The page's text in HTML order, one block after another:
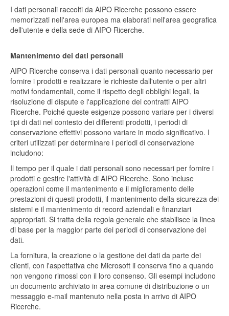
I dati personali raccolti da AIPO Ricerche possono essere
memorizzati nell'area europea ma elaborati nell'area geografica
dell'utente e della sede di AIPO Ricerche.
Mantenimento dei dati personali
AIPO Ricerche conserva i dati personali quanto necessario per
fornire i prodotti e realizzare le richieste dall'utente o per altri
motivi fondamentali, come il rispetto degli obblighi legali, la
risoluzione di dispute e l'applicazione dei contratti AIPO
Ricerche. Poiché queste esigenze possono variare per i diversi
tipi di dati nel contesto dei differenti prodotti, i periodi di
conservazione effettivi possono variare in modo significativo. I
criteri utilizzati per determinare i periodi di conservazione
includono:
Il tempo per il quale i dati personali sono necessari per fornire i
prodotti e gestire l'attività di AIPO Ricerche. Sono incluse
operazioni come il mantenimento e il miglioramento delle
prestazioni di questi prodotti, il mantenimento della sicurezza dei
sistemi e il mantenimento di record aziendali e finanziari
appropriati. Si tratta della regola generale che stabilisce la linea
di base per la maggior parte dei periodi di conservazione dei
dati.
La fornitura, la creazione o la gestione dei dati da parte dei
clienti, con l'aspettativa che Microsoft li conserva fino a quando
non vengono rimossi con il loro consenso. Gli esempi includono
un documento archiviato in area comune di distribuzione o un
messaggio e-mail mantenuto nella posta in arrivo di AIPO
Ricerche.